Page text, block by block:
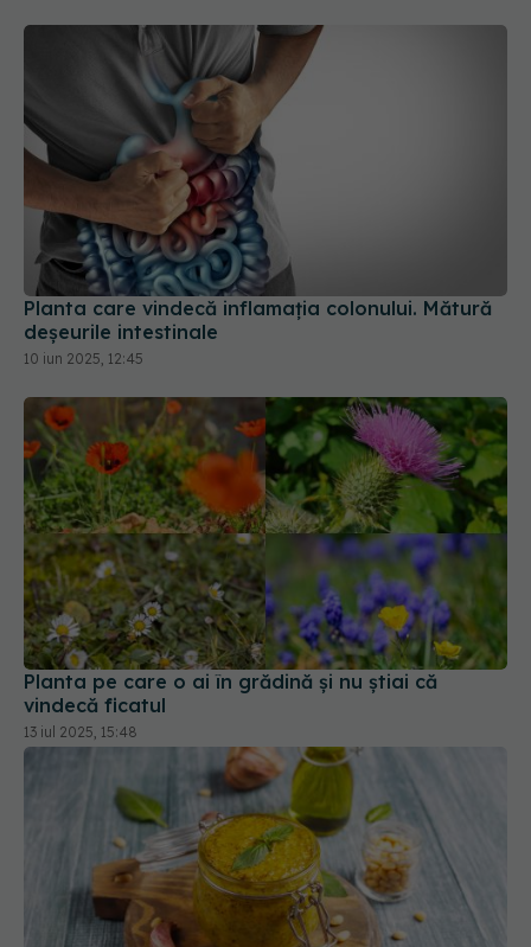
Planta care vindecă inflamația colonului. Mătură
deșeurile intestinale
10 iun 2025, 12:45
Planta pe care o ai în grădină și nu știai că
vindecă ficatul
13 iul 2025, 15:48